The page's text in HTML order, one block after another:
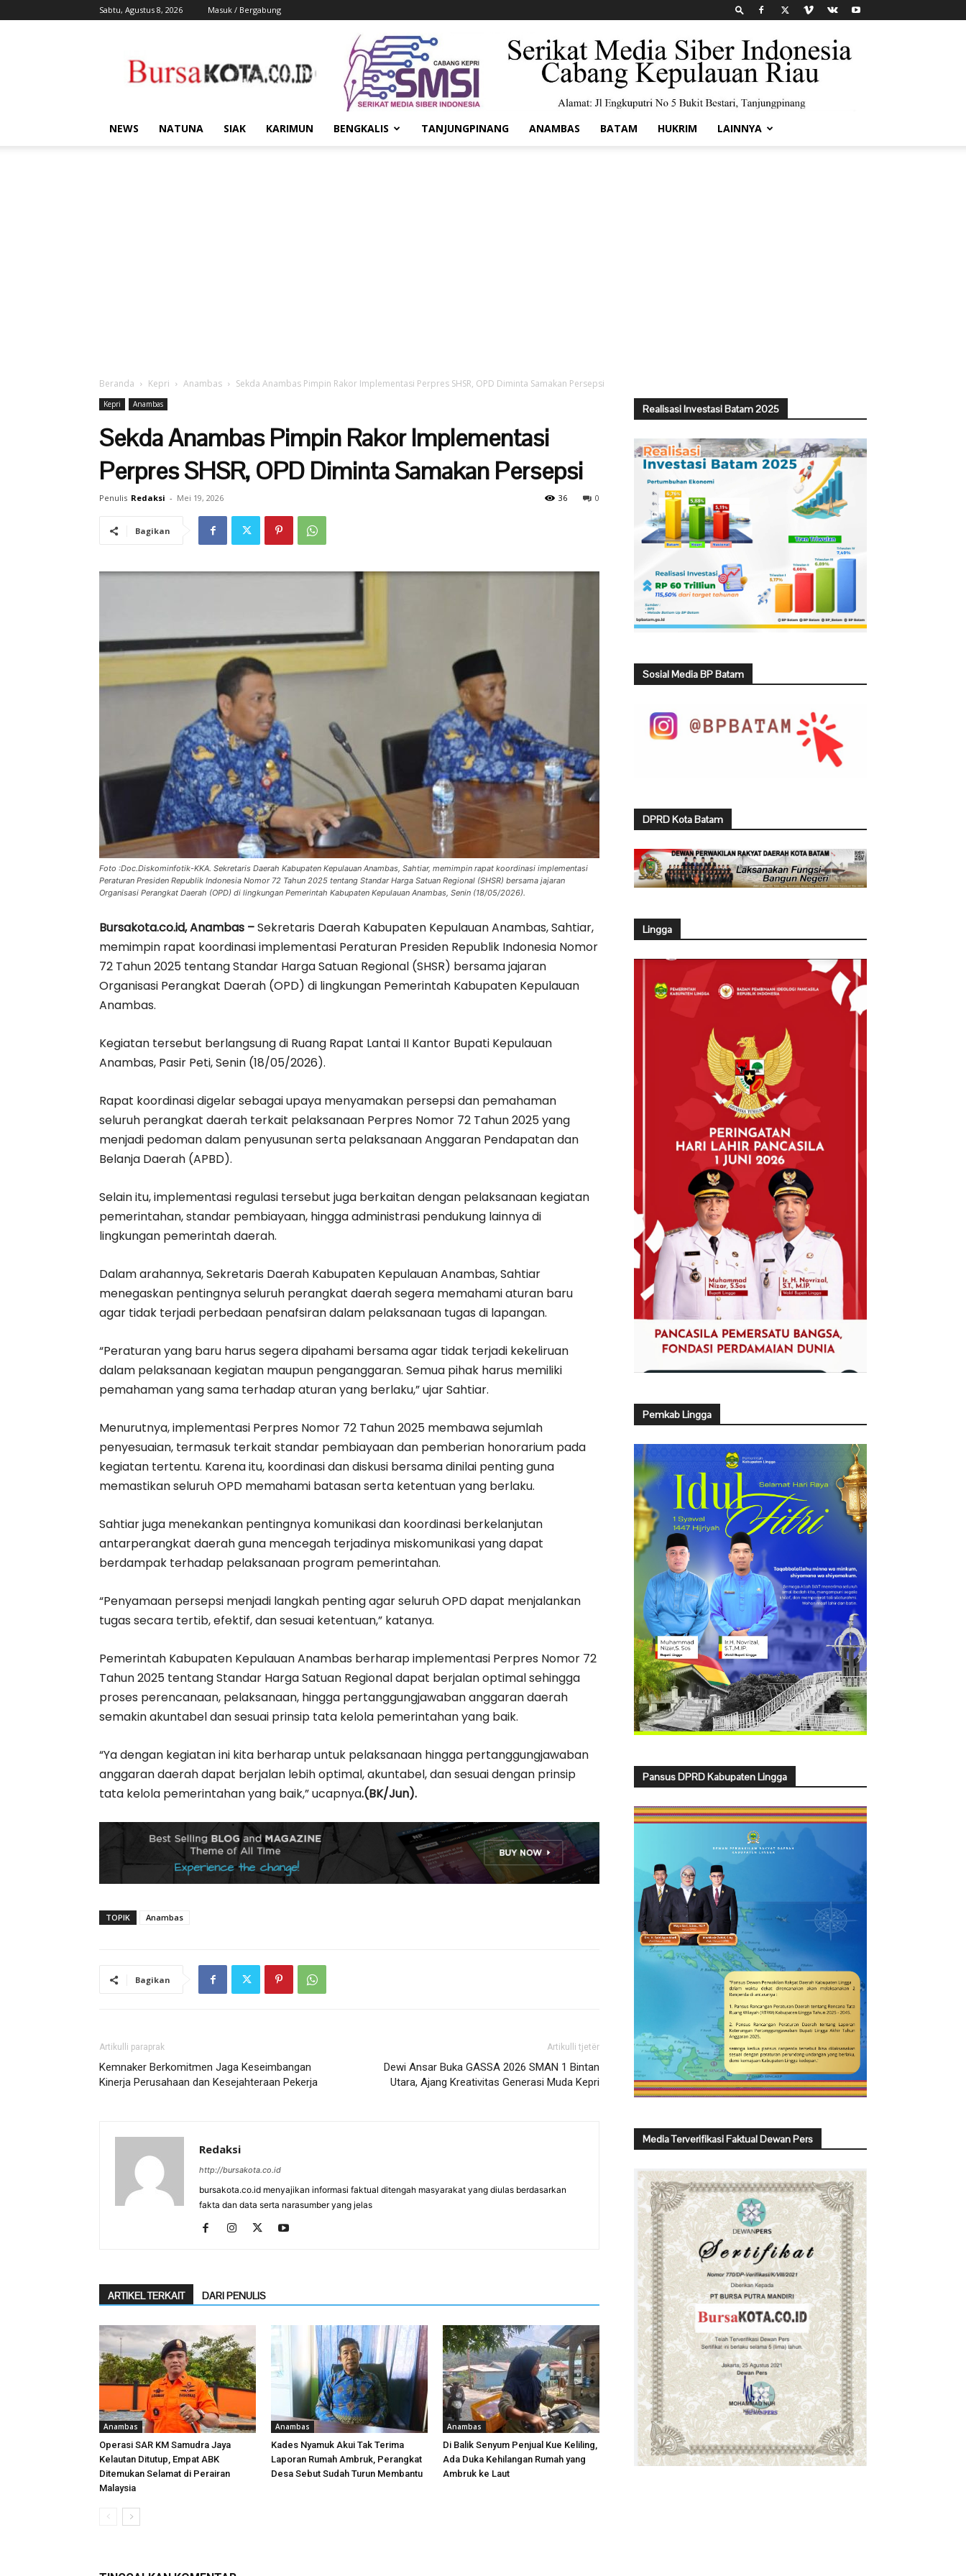
Sabtu, Agustus 8, 2026 Masuk / Bergabung
Kota
NEWS NATUNA SIAK KARIMUN BENGKALIS TANJUNGPINANG ANAMBAS BATAM HUKRIM LAINNYA
Beranda Kepri Anambas Sekda Anambas Pimpin Rakor Implementasi Perpres SHSR, OPD Diminta Samakan Persepsi
Kepri Anambas
Sekda Anambas Pimpin Rakor Implementasi
Perpres SHSR, OPD Diminta Samakan Persepsi
Penulis Redaksi - Mei 19, 2026 0
36
Bagikan
Foto :Doc.Diskominfotik-KKA. Sekretaris Daerah Kabupaten Kepulauan Anambas, Sahtiar, memimpin rapat koordinasi implementasi
Peraturan Presiden Republik Indonesia Nomor 72 Tahun 2025 tentang Standar Harga Satuan Regional (SHSR) bersama jajaran
Organisasi Perangkat Daerah (OPD) di lingkungan Pemerintah Kabupaten Kepulauan Anambas, Senin (18/05/2026).
Bursakota.co.id, Anambas –Sekretaris Daerah Kabupaten Kepulauan Anambas, Sahtiar,
memimpin rapat koordinasi implementasi Peraturan Presiden Republik Indonesia Nomor
72 Tahun 2025 tentang Standar Harga Satuan Regional (SHSR) bersama jajaran
Organisasi Perangkat Daerah (OPD) di lingkungan Pemerintah Kabupaten Kepulauan
Anambas.
Kegiatan tersebut berlangsung di Ruang Rapat Lantai II Kantor Bupati Kepulauan
Anambas, Pasir Peti, Senin (18/05/2026).
Rapat koordinasi digelar sebagai upaya menyamakan persepsi dan pemahaman
seluruh perangkat daerah terkait pelaksanaan Perpres Nomor 72 Tahun 2025 yang
menjadi pedoman dalam penyusunan serta pelaksanaan Anggaran Pendapatan dan
Belanja Daerah (APBD).
Selain itu, implementasi regulasi tersebut juga berkaitan dengan pelaksanaan kegiatan
pemerintahan, standar pembiayaan, hingga administrasi pendukung lainnya di
lingkungan pemerintah daerah.
Dalam arahannya, Sekretaris Daerah Kabupaten Kepulauan Anambas, Sahtiar
menegaskan pentingnya seluruh perangkat daerah segera memahami aturan baru
agar tidak terjadi perbedaan penafsiran dalam pelaksanaan tugas di lapangan.
“Peraturan yang baru harus segera dipahami bersama agar tidak terjadi kekeliruan
dalam pelaksanaan kegiatan maupun penganggaran. Semua pihak harus memiliki
pemahaman yang sama terhadap aturan yang berlaku,” ujar Sahtiar.
Menurutnya, implementasi Perpres Nomor 72 Tahun 2025 membawa sejumlah
penyesuaian, termasuk terkait standar pembiayaan dan pemberian honorarium pada
kegiatan tertentu. Karena itu, koordinasi dan diskusi bersama dinilai penting guna
memastikan seluruh OPD memahami batasan serta ketentuan yang berlaku.
Sahtiar juga menekankan pentingnya komunikasi dan koordinasi berkelanjutan
antarperangkat daerah guna mencegah terjadinya miskomunikasi yang dapat
berdampak terhadap pelaksanaan program pemerintahan.
“Penyamaan persepsi menjadi langkah penting agar seluruh OPD dapat menjalankan
tugas secara tertib, efektif, dan sesuai ketentuan,” katanya.
Pemerintah Kabupaten Kepulauan Anambas berharap implementasi Perpres Nomor 72
Tahun 2025 tentang Standar Harga Satuan Regional dapat berjalan optimal sehingga
proses perencanaan, pelaksanaan, hingga pertanggungjawaban anggaran daerah
semakin akuntabel dan sesuai prinsip tata kelola pemerintahan yang baik.
“Ya dengan kegiatan ini kita berharap untuk pelaksanaan hingga pertanggungjawaban
anggaran daerah dapat berjalan lebih optimal, akuntabel, dan sesuai dengan prinsip
tata kelola pemerintahan yang baik,” ucapnya.(BK/Jun).
TOPIK Anambas
Bagikan
Artikulli paraprak
Kemnaker Berkomitmen Jaga Keseimbangan
Kinerja Perusahaan dan Kesejahteraan Pekerja
Artikulli tjetër
Dewi Ansar Buka GASSA 2026 SMAN 1 Bintan
Utara, Ajang Kreativitas Generasi Muda Kepri
Redaksi
http://bursakota.co.id
bursakota.co.id menyajikan informasi faktual ditengah masyarakat yang diulas berdasarkan
fakta dan data serta narasumber yang jelas
ARTIKEL TERKAIT DARI PENULIS
Anambas
Operasi SAR KM Samudra Jaya
Kelautan Ditutup, Empat ABK
Ditemukan Selamat di Perairan
Malaysia
Anambas
Kades Nyamuk Akui Tak Terima
Laporan Rumah Ambruk, Perangkat
Desa Sebut Sudah Turun Membantu
Anambas
Di Balik Senyum Penjual Kue Keliling,
Ada Duka Kehilangan Rumah yang
Ambruk ke Laut
Realisasi Investasi Batam 2025
Sosial Media BP Batam
DPRD Kota Batam
Lingga
Pemkab Lingga
Pansus DPRD Kabupaten Lingga
Media Terverifikasi Faktual Dewan Pers